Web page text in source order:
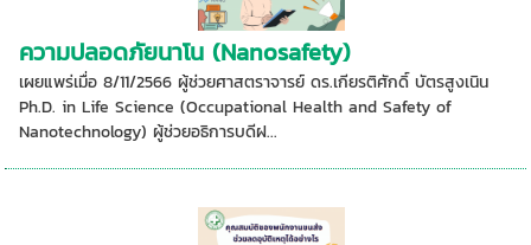
ความปลอดภัยนาโน (Nanosafety)
เผยแพร่เมื่อ 8/11/2566 ผู้ช่วยศาสตราจารย์ ดร.เกียรติศักดิ์ บัตรสูงเนิน
Ph.D. in Life Science (Occupational Health and Safety of
Nanotechnology) ผู้ช่วยอธิการบดีฝ...